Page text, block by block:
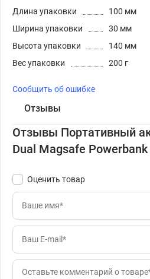
Длина упаковки
100 мм
Ширина упаковки
30 мм
Высота упаковки
140 мм
Вес упаковки
200 г
Сообщить об ошибке
Отзывы
Отзывы Портативный
Dual Magsafe
Оценить товар